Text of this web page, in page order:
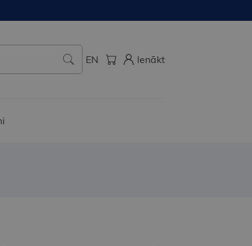
EN Ienākt